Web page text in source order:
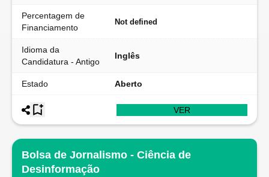
Percentagem de
Financiamento
Not defined
Idioma da
Candidatura - Antigo
Inglês
Estado Aberto
VER
Bolsa de Jornalismo - Ciência de
Desinformação